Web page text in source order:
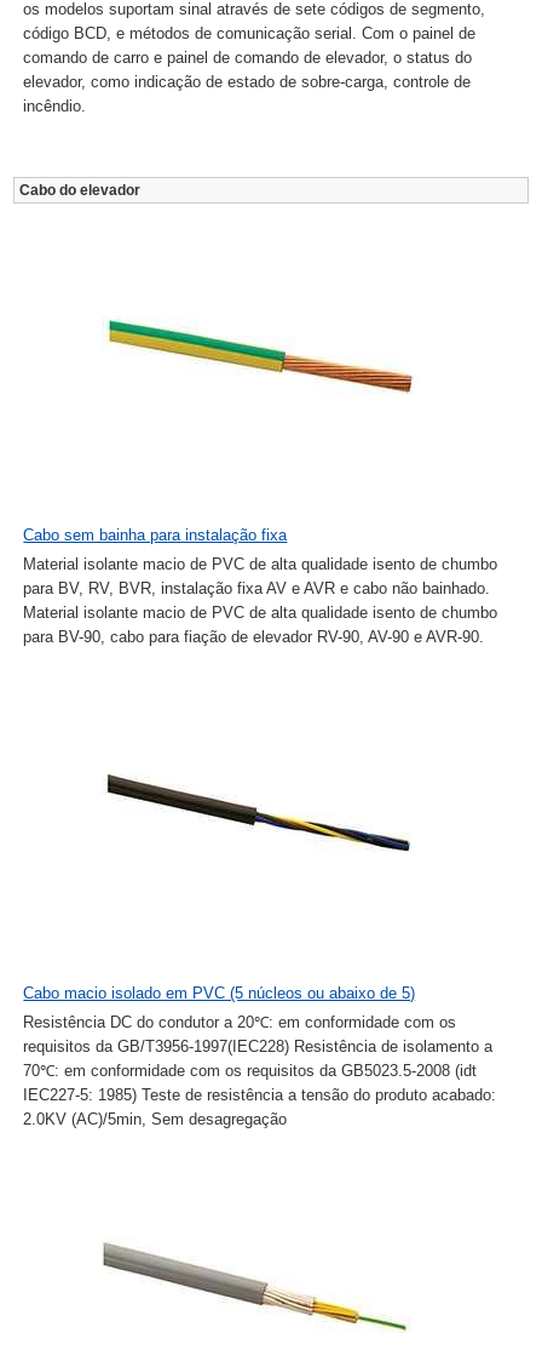
os modelos suportam sinal através de sete códigos de segmento,
código BCD, e métodos de comunicação serial. Com o painel de
comando de carro e painel de comando de elevador, o status do
elevador, como indicação de estado de sobre-carga, controle de
incêndio.
Cabo do elevador
Cabo sem bainha para instalação fixa
Material isolante macio de PVC de alta qualidade isento de chumbo
para BV, RV, BVR, instalação fixa AV e AVR e cabo não bainhado.
Material isolante macio de PVC de alta qualidade isento de chumbo
para BV-90, cabo para fiação de elevador RV-90, AV-90 e AVR-90.
Cabo macio isolado em PVC (5 núcleos ou abaixo de 5)
Resistência DC do condutor a 20℃: em conformidade com os
requisitos da GB/T3956-1997(IEC228) Resistência de isolamento a
70℃: em conformidade com os requisitos da GB5023.5-2008 (idt
IEC227-5: 1985) Teste de resistência a tensão do produto acabado:
2.0KV (AC)/5min, Sem desagregação